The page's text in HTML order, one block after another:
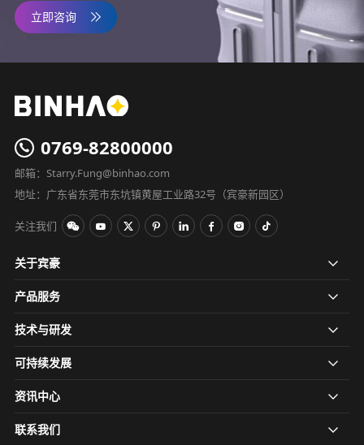
立即咨询
0769-82800000
邮箱：Starry.Fung@binhao.com
地址：广东省东莞市东坑镇黄屋工业路32号（宾豪新园区）
关注我们
关于宾豪
产品服务
技术与研发
可持续发展
资讯中心
联系我们